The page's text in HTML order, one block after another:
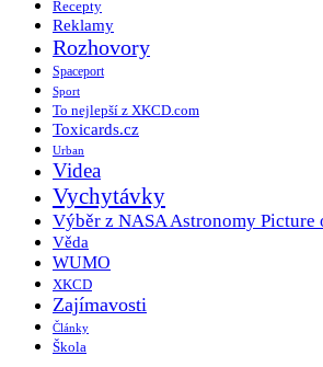
Recepty
Reklamy
Rozhovory
Spaceport
Sport
To nejlepší z XKCD.com
Toxicards.cz
Urban
Videa
Vychytávky
Výběr z NASA Astronomy Picture
Věda
WUMO
XKCD
Zajímavosti
Články
Škola